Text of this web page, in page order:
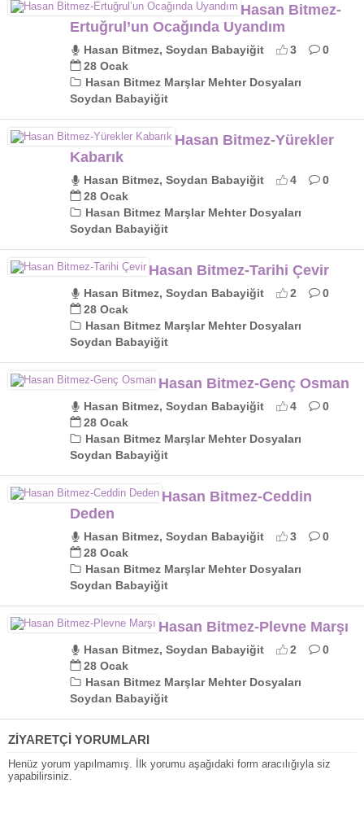
Hasan Bitmez-
Ertuğrul’un Ocağında Uyandım
Hasan Bitmez, Soydan Babayiğit 3
0
28 Ocak
Hasan Bitmez Marşlar Mehter Dosyaları
Soydan Babayiğit
Hasan Bitmez-Yürekler
Kabarık
Hasan Bitmez, Soydan Babayiğit 4
0
28 Ocak
Hasan Bitmez Marşlar Mehter Dosyaları
Soydan Babayiğit
Hasan Bitmez-Tarihi Çevir
Hasan Bitmez, Soydan Babayiğit 2
0
28 Ocak
Hasan Bitmez Marşlar Mehter Dosyaları
Soydan Babayiğit
Hasan Bitmez-Genç Osman
Hasan Bitmez, Soydan Babayiğit 4
0
28 Ocak
Hasan Bitmez Marşlar Mehter Dosyaları
Soydan Babayiğit
Hasan Bitmez-Ceddin
Deden
Hasan Bitmez, Soydan Babayiğit 3
0
28 Ocak
Hasan Bitmez Marşlar Mehter Dosyaları
Soydan Babayiğit
Hasan Bitmez-Plevne Marşı
Hasan Bitmez, Soydan Babayiğit 2
0
28 Ocak
Hasan Bitmez Marşlar Mehter Dosyaları
Soydan Babayiğit
ZİYARETÇİ YORUMLARI
Henüz yorum yapılmamış. İlk yorumu aşağıdaki form aracılığıyla siz
yapabilirsiniz.